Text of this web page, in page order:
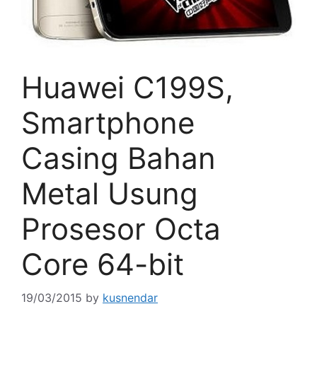
Huawei C199S,
Smartphone
Casing Bahan
Metal Usung
Prosesor Octa
Core 64-bit
19/03/2015 by kusnendar